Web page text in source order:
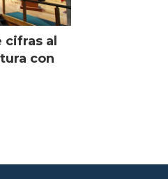
al
con